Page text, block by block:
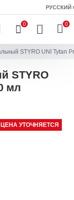
РУССКИЙ
0 0
STYRO UNI Tytan
STYRO
мл
ЦЕНА УТОЧНЯЕТСЯ